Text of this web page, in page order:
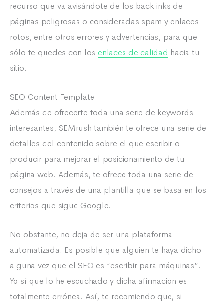
recurso que va avisándote de los backlinks de
páginas peligrosas o consideradas spam y enlaces
rotos, entre otros errores y advertencias, para que
sólo te quedes con los enlaces de calidad hacia tu
sitio.
SEO Content Template
Además de ofrecerte toda una serie de keywords
interesantes, SEMrush también te ofrece una serie de
detalles del contenido sobre el que escribir o
producir para mejorar el posicionamiento de tu
página web. Además, te ofrece toda una serie de
consejos a través de una plantilla que se basa en los
criterios que sigue Google.
No obstante, no deja de ser una plataforma
automatizada. Es posible que alguien te haya dicho
alguna vez que el SEO es “escribir para máquinas”.
Yo sí que lo he escuchado y dicha afirmación es
totalmente errónea. Así, te recomiendo que, si